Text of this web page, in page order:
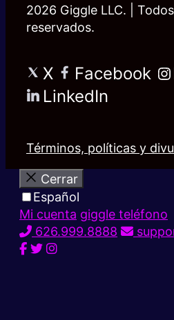
2026 Giggle LLC. |
reservados.
X Facebook
LinkedIn
Términos, políticas y
Cerrar
Español
Mi cuenta giggle teléfono
626.999.8888